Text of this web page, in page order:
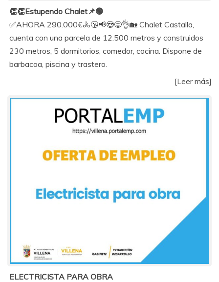
👏👏Estupendo Chalet📌🟢
✅AHORA 290.000€🚴😘📢😍😁👌🏡 Chalet Castalla,
cuenta con una parcela de 12.500 metros y construidos
230 metros, 5 dormitorios, comedor, cocina. Dispone de
barbacoa, piscina y trastero.
[Leer más]
ELECTRICISTA PARA OBRA